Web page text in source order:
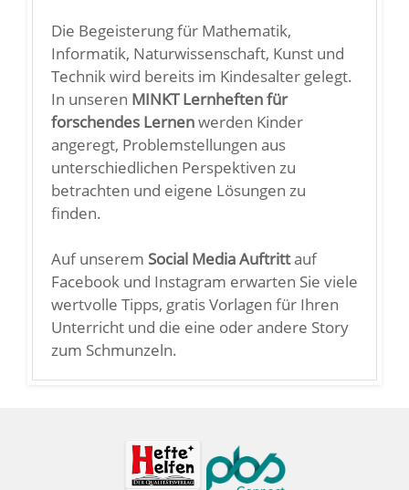
Die Begeisterung für Mathematik,
Informatik, Naturwissenschaft, Kunst und
Technik wird bereits im Kindesalter gelegt.
In unseren MINKT Lernheften für
forschendes Lernenwerden Kinder
angeregt, Problemstellungen aus
unterschiedlichen Perspektiven zu
betrachten und eigene Lösungen zu
finden.
Auf unserem Social Media Auftrittauf
Facebook und Instagram erwarten Sie viele
wertvolle Tipps, gratis Vorlagen für Ihren
Unterricht und die eine oder andere Story
zum Schmunzeln.